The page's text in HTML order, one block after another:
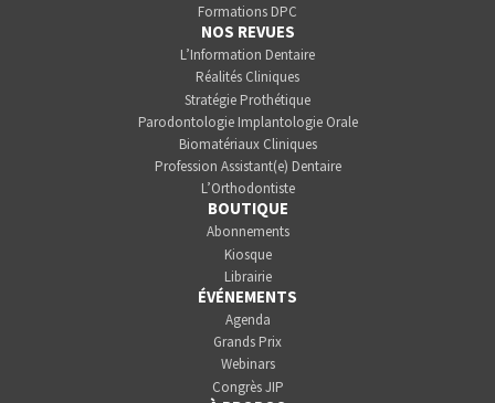
Formations DPC
NOS REVUES
L’Information Dentaire
Réalités Cliniques
Stratégie Prothétique
Parodontologie Implantologie Orale
Biomatériaux Cliniques
Profession Assistant(e) Dentaire
L’Orthodontiste
BOUTIQUE
Abonnements
Kiosque
Librairie
ÉVÉNEMENTS
Agenda
Grands Prix
Webinars
Congrès JIP